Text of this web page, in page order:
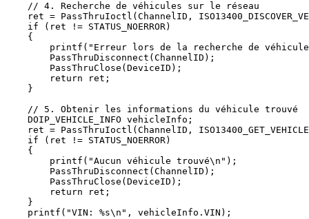
    // 4. Recherche de véhicules sur le réseau
ret = PassThruIoctl(ChannelID,
    if (ret != STATUS_NOERROR)
    {
printf("Erreur lors de la recherche de
        PassThruDisconnect(ChannelID);
        PassThruClose(DeviceID);
        return ret;
    }
    // 5. Obtenir les informations du véhicule trouvé
    DOIP_VEHICLE_INFO vehicleInfo;
ret = PassThruIoctl(ChannelID,
    if (ret != STATUS_NOERROR)
    {
        printf("Aucun véhicule trouvé\n");
        PassThruDisconnect(ChannelID);
        PassThruClose(DeviceID);
        return ret;
    }
    printf("VIN: %s\n", vehicleInfo.VIN);